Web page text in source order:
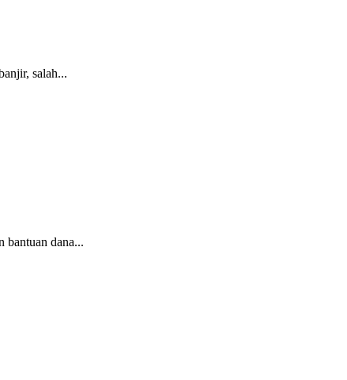
salah...
bantuan dana...